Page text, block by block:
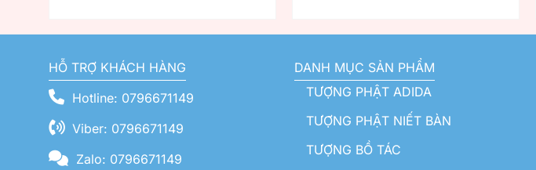
HỖ TRỢ KHÁCH HÀNG
Hotline: 0796671149
Viber: 0796671149
Zalo: 0796671149
DANH MỤC SẢN PHẨM
TƯỢNG PHẬT ADIDA
TƯỢNG PHẬT NIẾT BÀN
TƯỢNG BỒ TÁC